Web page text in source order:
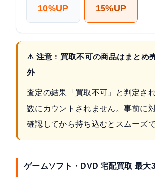
10%UP 15%UP
⚠ 注意：買取不可の商品はまとめ
外
査定の結果「買取不可」と判定さ
数にカウントされません。事前に
確認してから持ち込むとスムーズで
ゲームソフト・DVD 宅配買取 最大